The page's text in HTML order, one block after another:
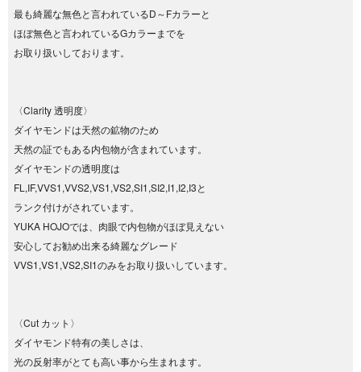
最も綺麗な無色と言われているD～Fカラーと
ほぼ無色と言われているGカラーまでを
お取り扱いしております。
〈Clarity 透明度〉
ダイヤモンドは天然の鉱物のため
天然の証でもある内包物が含まれています。
ダイヤモンドの透明度は
FL,IF,VVS1,VVS2,VS1,VS2,SI1,SI2,I1,I2,I3と
ランク付けがされています。
YUKA HOJOでは、肉眼で内包物がほぼ見えない
安心してお勧め出来る綺麗なグレード
VVS1,VS1,VS2,SI1のみをお取り扱いしています。
〈Cut カット〉
ダイヤモンド特有の美しさは、
光の反射率がとても高い事から生まれます。